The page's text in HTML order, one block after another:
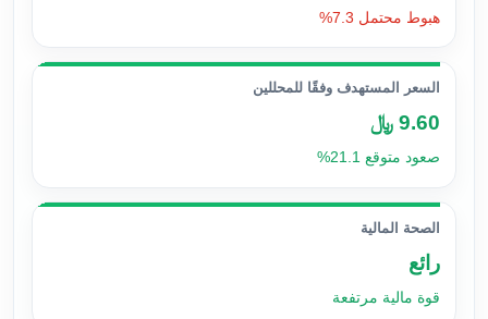
هبوط محتمل 7.3%
السعر المستهدف وفقًا للمحللين
9.60 ﷼
صعود متوقع 21.1%
الصحة المالية
رائع
قوة مالية مرتفعة